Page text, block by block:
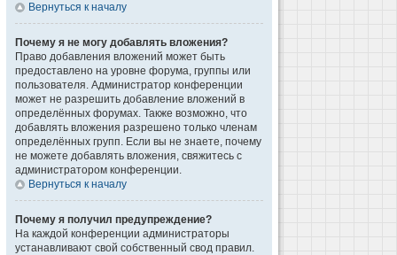
Вернуться к началу
Почему я не могу добавлять вложения?
Право добавления вложений может быть
предоставлено на уровне форума, группы или
пользователя. Администратор конференции
может не разрешить добавление вложений в
определённых форумах. Также возможно, что
добавлять вложения разрешено только членам
определённых групп. Если вы не знаете, почему
не можете добавлять вложения, свяжитесь с
администратором конференции.
Вернуться к началу
Почему я получил предупреждение?
На каждой конференции администраторы
устанавливают свой собственный свод правил.